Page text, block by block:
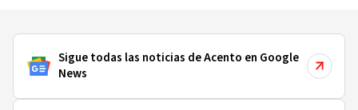
Sigue todas las noticias de Acento en Google
News